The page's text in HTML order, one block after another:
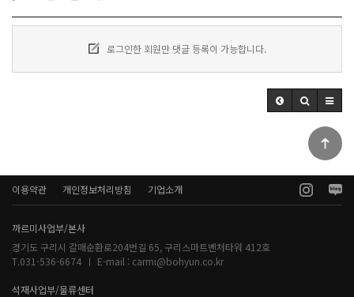
로그인한 회원만 댓글 등록이 가능합니다.
이용약관 개인정보처리방침 기업소개
까르미사업부/본사
경기도 구리시 갈매순환로204번길 65, 구리스마트벤처타워 412호
T.031-536-6674
E-mail : carmi@bohyun.co.kr
석재사업부/물류센터